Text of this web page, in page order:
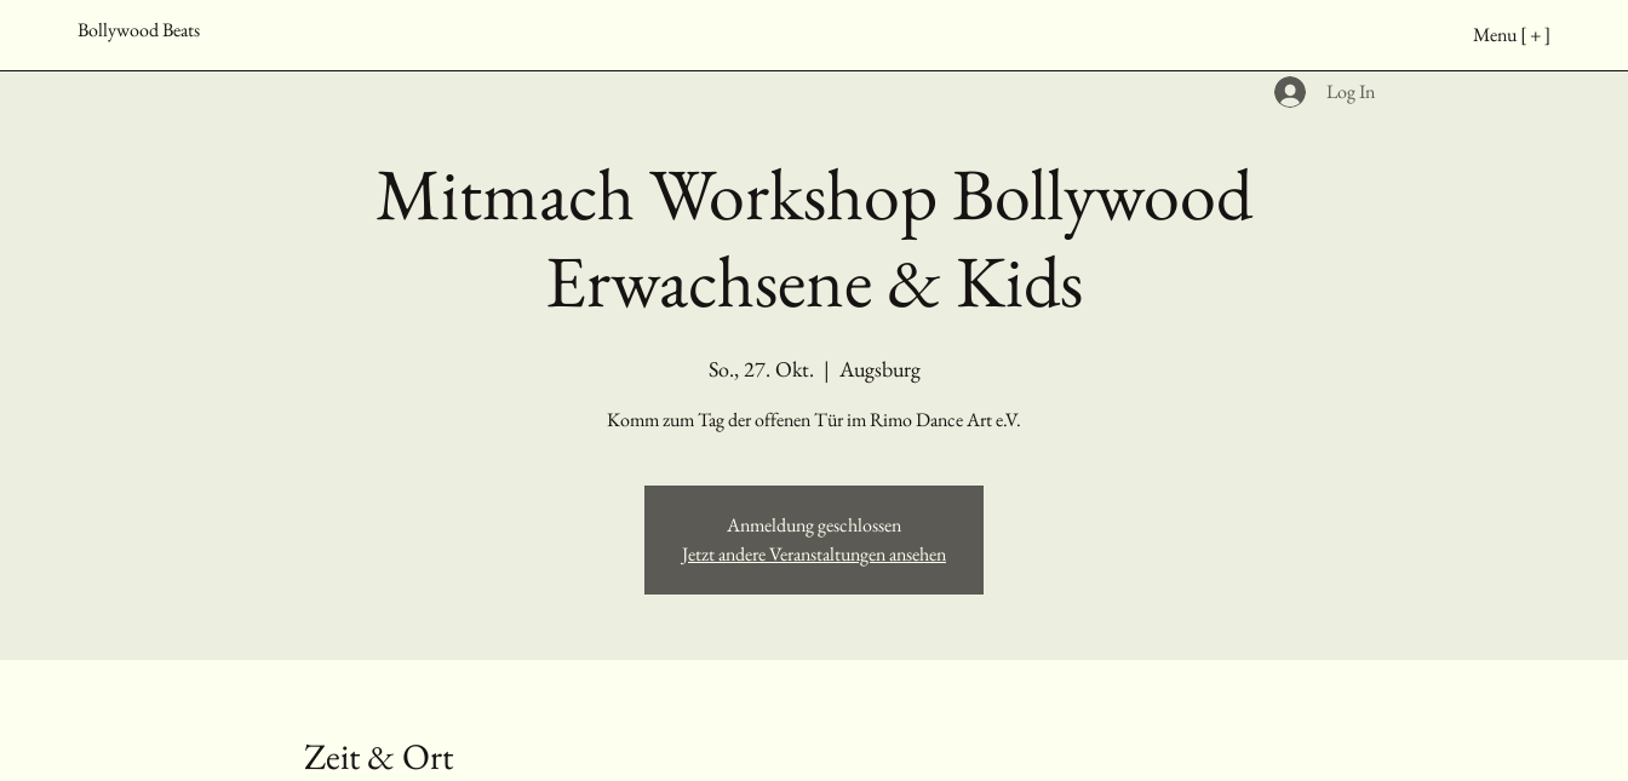
Bollywood Beats Menu [ + ]
Log In
Mitmach Workshop Bollywood
Erwachsene & Kids
So., 27. Okt.
  |
Augsburg
Komm zum Tag der offenen Tür im Rimo Dance Art e.V.
Anmeldung geschlossen
Jetzt andere Veranstaltungen ansehen
Zeit & Ort